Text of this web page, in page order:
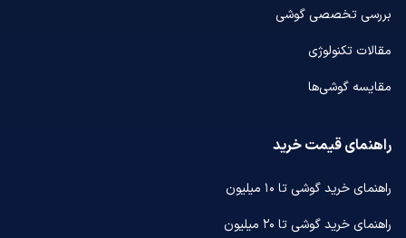
بررسی تخصصی گوشی
مقالات تکنولوژی
مقایسه گوشی‌ها
راهنمای قیمت خرید
راهنمای خرید گوشی تا ۱۰ میلیون
راهنمای خرید گوشی تا ۲۰ میلیون